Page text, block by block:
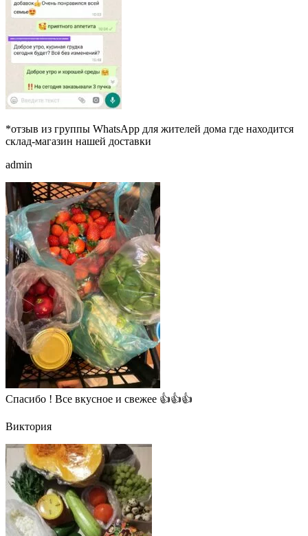
*отзыв из группы WhatsApp для жителей дома где находится
склад-магазин нашей доставки
admin
Спасибо ! Все вкусное и свежее 👍👍👍
Виктория